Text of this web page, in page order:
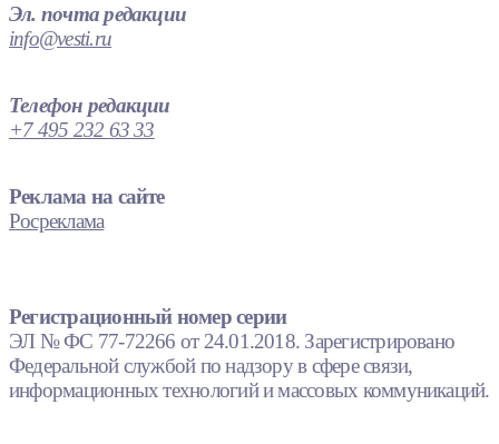
Эл. почта редакции
info@vesti.ru
Телефон редакции
+7 495 232 63 33
Реклама на сайте
Росреклама
Регистрационный номер серии
ЭЛ № ФС 77-72266 от 24.01.2018. Зарегистрировано
Федеральной службой по надзору в сфере связи,
информационных технологий и массовых коммуникаций.